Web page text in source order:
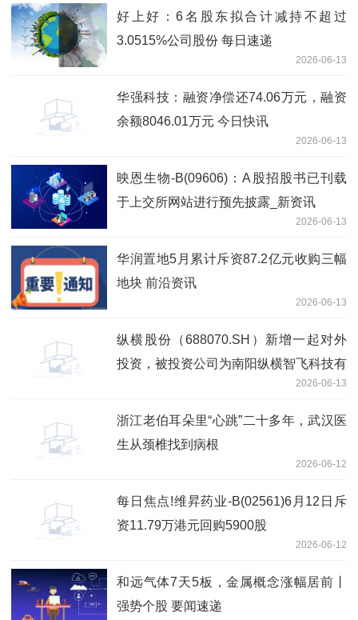
好上好：6名股东拟合计减持不超过
3.0515%公司股份 每日速递
2026-06-13
华强科技：融资净偿还74.06万元，融资
余额8046.01万元 今日快讯
2026-06-13
映恩生物-B(09606)：A股招股书已刊载
于上交所网站进行预先披露_新资讯
2026-06-13
华润置地5月累计斥资87.2亿元收购三幅
地块 前沿资讯
2026-06-13
纵横股份（688070.SH）新增一起对外
投资，被投资公司为南阳纵横智飞科技有
2026-06-13
浙江老伯耳朵里“心跳”二十多年，武汉医
生从颈椎找到病根
2026-06-12
每日焦点!维昇药业-B(02561)6月12日斥
资11.79万港元回购5900股
2026-06-12
和远气体7天5板，金属概念涨幅居前丨
强势个股 要闻速递